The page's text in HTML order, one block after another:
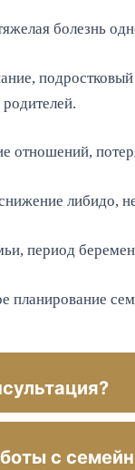
болезнь
подростковый
либидо,
период
планирование
с